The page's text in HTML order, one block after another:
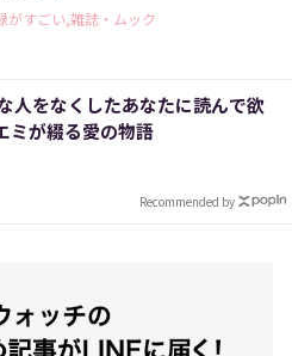
がすごい,雑誌・ムック
人をなくしたあなたに読んで欲
ミが綴る愛の物語
Recommended by